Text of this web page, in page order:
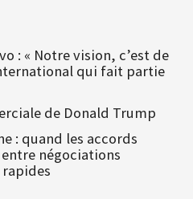
: « Notre vision, c’est de
qui fait partie
de Donald Trump
: quand les accords
négociations